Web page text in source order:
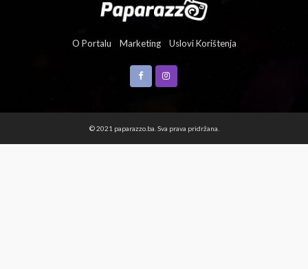
O Portalu Marketing Uslovi Korištenja
© 2021 paparazzo.ba. Sva prava pridržana.